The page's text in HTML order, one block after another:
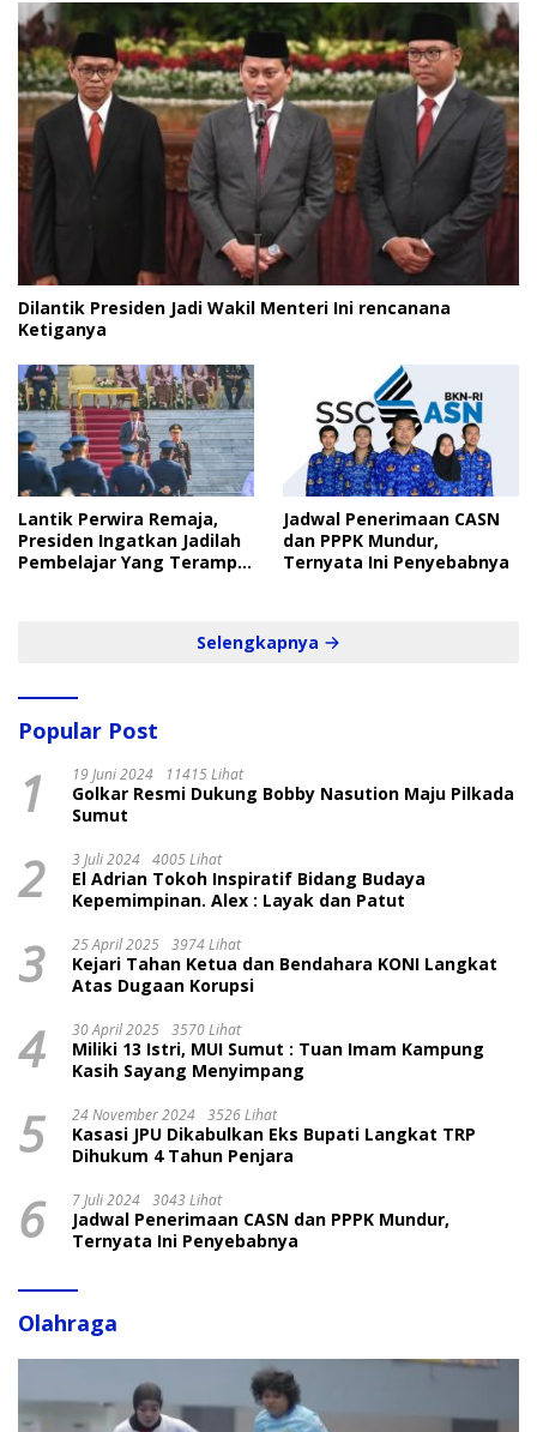
Dilantik Presiden Jadi Wakil Menteri Ini rencanana
Ketiganya
Lantik Perwira Remaja,
Presiden Ingatkan Jadilah
Pembelajar Yang Terampil
Jadwal Penerimaan CASN
dan PPPK Mundur,
Ternyata Ini Penyebabnya
Selengkapnya
Popular Post
1 19 Juni 2024 11415 Lihat
Golkar Resmi Dukung Bobby Nasution Maju Pilkada
Sumut
2 3 Juli 2024 4005 Lihat
El Adrian Tokoh Inspiratif Bidang Budaya
Kepemimpinan. Alex : Layak dan Patut
3 25 April 2025 3974 Lihat
Kejari Tahan Ketua dan Bendahara KONI Langkat
Atas Dugaan Korupsi
4 30 April 2025 3570 Lihat
Miliki 13 Istri, MUI Sumut : Tuan Imam Kampung
Kasih Sayang Menyimpang
5 24 November 2024 3526 Lihat
Kasasi JPU Dikabulkan Eks Bupati Langkat TRP
Dihukum 4 Tahun Penjara
6 7 Juli 2024 3043 Lihat
Jadwal Penerimaan CASN dan PPPK Mundur,
Ternyata Ini Penyebabnya
Olahraga